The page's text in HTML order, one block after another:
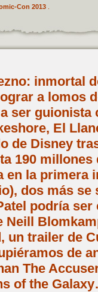
Con 2013.
inmortal
a lomos
ser guionista
El
de Disney
190 millones
en la primera
dos más se
podría
Neill
un trailer de
de
The
of the